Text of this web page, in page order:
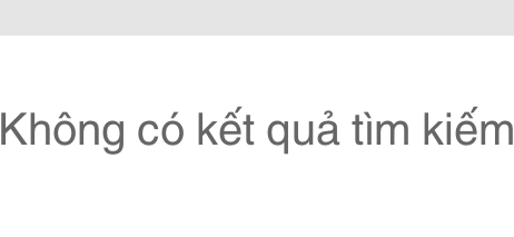
Không có kết quả tìm kiếm